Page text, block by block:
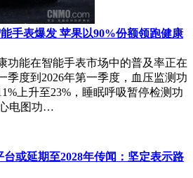
手表爆发 苹果以90%份额领跑健康
功能在智能手表市场中的普及率正在
季度到2026年第一季度，血压监测功
上升至23%，睡眠呼吸暂停检测功
电图功…
或延期至2028年传闻：坚定表示路